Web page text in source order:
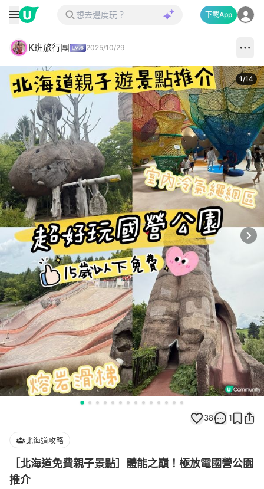
下載App
K班旅行團 2025/10/29
1/14
38 1
北海道攻略
［北海道免費親子景點］體能之巔！極放電國營公園
推介